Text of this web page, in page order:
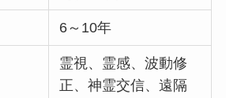
6～10年
霊視、霊感、波動修
正、神霊交信、遠隔